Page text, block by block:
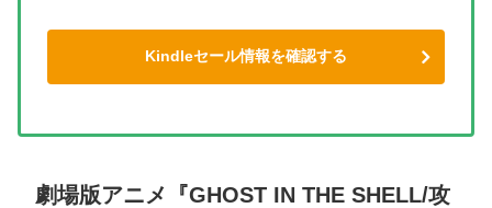
Kindleセール情報を確認する
劇場版アニメ『GHOST IN THE SHELL/攻